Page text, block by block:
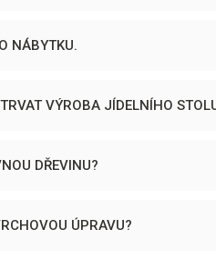
NÁBYTKU.
VÝROBA JÍDELNÍHO
DŘEVINU?
ÚPRAVU?